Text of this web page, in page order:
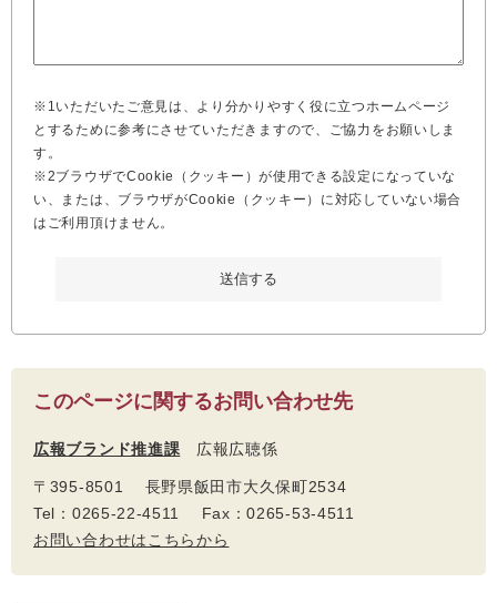
※1いただいたご意見は、より分かりやすく役に立つホームページ
とするために参考にさせていただきますので、ご協力をお願いしま
す。
※2ブラウザでCookie（クッキー）が使用できる設定になっていな
い、または、ブラウザがCookie（クッキー）に対応していない場合
はご利用頂けません。
このページに関するお問い合わせ先
広報ブランド推進課 広報広聴係
〒395-8501 長野県飯田市大久保町2534
Tel：0265-22-4511 Fax：0265-53-4511
お問い合わせはこちらから